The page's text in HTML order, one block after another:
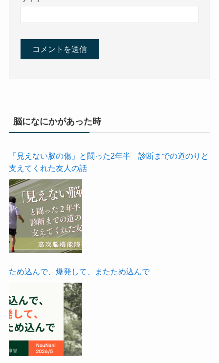
脳になにかがあった時
「見えない脳の傷」と闘った2年半 診断までの道のりと
支えてくれた友人の話
ため込んで、爆発して、またため込んで